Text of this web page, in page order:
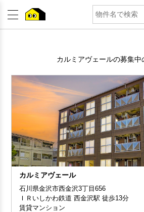
カルミアヴェールの募集中
カルミアヴェール
石川県金沢市西金沢3丁目656
ＩＲいしかわ鉄道 西金沢駅 徒歩13分
賃貸マンション